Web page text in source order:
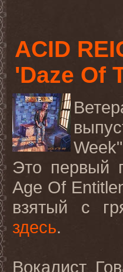
ACID
'Daze Of
Это первый
Age Of
взятый с
здесь.
Вокалист